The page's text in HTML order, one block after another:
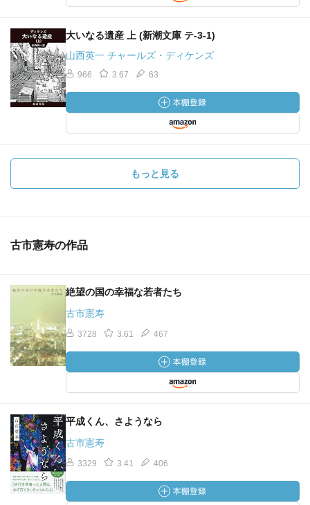
大いなる遺産 上 (新潮文庫 テ-3-1)
山西英一 チャールズ・ディケンズ
966 3.67 63
もっと見る
古市憲寿の作品
絶望の国の幸福な若者たち
古市憲寿
3728 3.61 467
平成くん、さようなら
古市憲寿
3329 3.41 406